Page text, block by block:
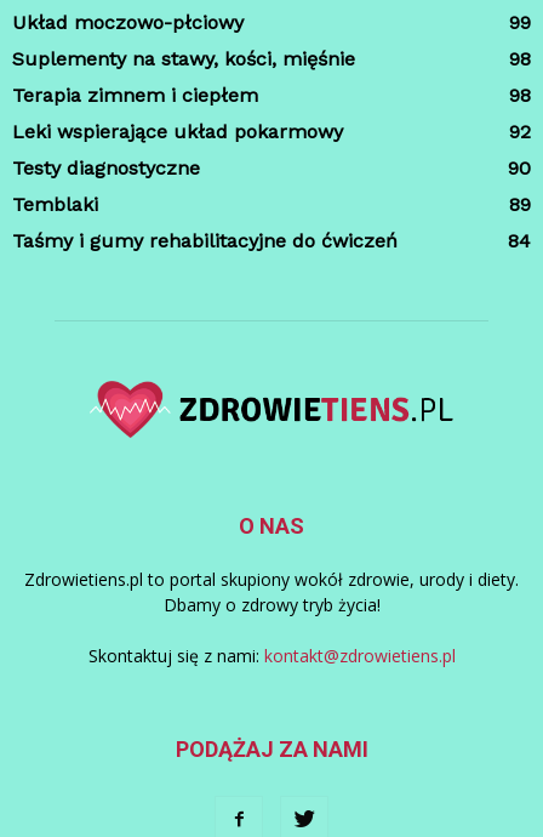
Układ moczowo-płciowy
99
Suplementy na stawy, kości, mięśnie
98
Terapia zimnem i ciepłem
98
Leki wspierające układ pokarmowy
92
Testy diagnostyczne
90
Temblaki
89
Taśmy i gumy rehabilitacyjne do ćwiczeń
84
O NAS
Zdrowietiens.pl to portal skupiony wokół zdrowie, urody i diety.
Dbamy o zdrowy tryb życia!
Skontaktuj się z nami: kontakt@zdrowietiens.pl
PODĄŻAJ ZA NAMI